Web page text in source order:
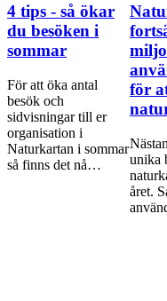
4 tips - så ökar
du besöken i
sommar
För att öka antal
besök och
sidvisningar till er
organisation i
Naturkartan i sommar
så finns det nå…
för
unika
året.